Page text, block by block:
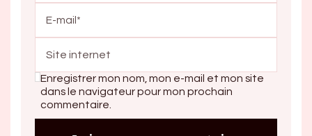
Enregistrer mon nom, mon e-mail et mon site
dans le navigateur pour mon prochain
commentaire.